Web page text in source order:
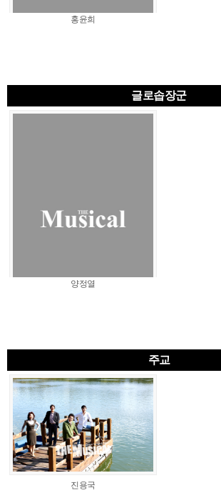
홍윤희
글로솝장군
양정열
주교
진용국